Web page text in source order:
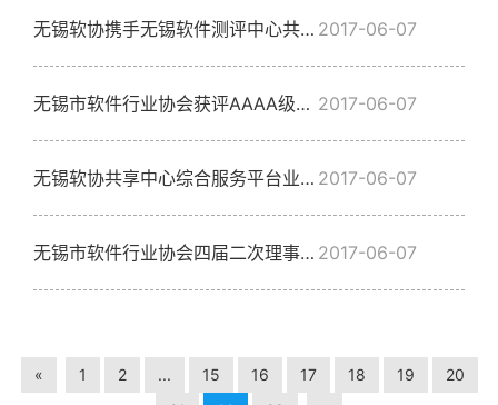
无锡软协携手无锡软件测评中心共建软件测评综合服务站 2017-06-07
无锡市软件行业协会获评AAAA级社会组织 2017-06-07
无锡软协共享中心综合服务平台业务速递 2017-06-07
无锡市软件行业协会四届二次理事会暨2016年会圆满召开 2017-06-07
« 1 2 ... 15 16 17 18 19
20